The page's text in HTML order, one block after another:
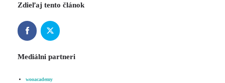
Zdieľaj tento článok
Mediálni partneri
wooacademy